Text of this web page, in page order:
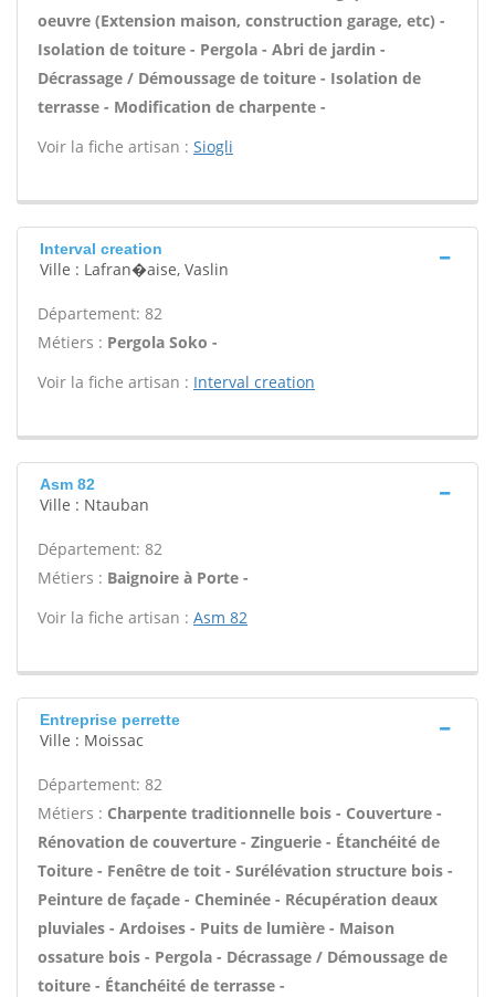
oeuvre (Extension maison, construction garage, etc) -
Isolation de toiture - Pergola - Abri de jardin -
Décrassage / Démoussage de toiture - Isolation de
terrasse - Modification de charpente -
Voir la fiche artisan : Siogli
Interval creation
Ville : Lafran�aise, Vaslin
Département: 82
Métiers : Pergola Soko -
Voir la fiche artisan : Interval creation
Asm 82
Ville : Ntauban
Département: 82
Métiers : Baignoire à Porte -
Voir la fiche artisan : Asm 82
Entreprise perrette
Ville : Moissac
Département: 82
Métiers : Charpente traditionnelle bois - Couverture -
Rénovation de couverture - Zinguerie - Étanchéité de
Toiture - Fenêtre de toit - Surélévation structure bois -
Peinture de façade - Cheminée - Récupération deaux
pluviales - Ardoises - Puits de lumière - Maison
ossature bois - Pergola - Décrassage / Démoussage de
toiture - Étanchéité de terrasse -